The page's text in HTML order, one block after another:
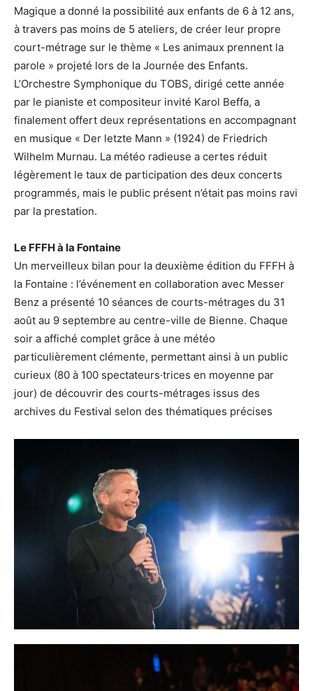
Magique a donné la possibilité aux enfants de 6 à 12 ans,
à travers pas moins de 5 ateliers, de créer leur propre
court-métrage sur le thème « Les animaux prennent la
parole » projeté lors de la Journée des Enfants.
L’Orchestre Symphonique du TOBS, dirigé cette année
par le pianiste et compositeur invité Karol Beffa, a
finalement offert deux représentations en accompagnant
en musique « Der letzte Mann » (1924) de Friedrich
Wilhelm Murnau. La météo radieuse a certes réduit
légèrement le taux de participation des deux concerts
programmés, mais le public présent n’était pas moins ravi
par la prestation.
Le FFFH à la Fontaine
Un merveilleux bilan pour la deuxième édition du FFFH à
la Fontaine : l’événement en collaboration avec Messer
Benz a présenté 10 séances de courts-métrages du 31
août au 9 septembre au centre-ville de Bienne. Chaque
soir a affiché complet grâce à une météo
particulièrement clémente, permettant ainsi à un public
curieux (80 à 100 spectateurs·trices en moyenne par
jour) de découvrir des courts-métrages issus des
archives du Festival selon des thématiques précises